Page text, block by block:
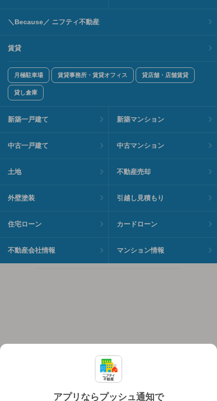
アプリならプッシュ通知で
＼Because／ ニフティ不動産
賃貸
月極駐車場 賃貸事務所・賃貸オフィス 貸店舗・店舗賃貸
貸し倉庫
新築一戸建て 新築マンション
中古一戸建て 中古マンション
土地 不動産売却
外壁塗装 引越し見積もり
住宅ローン カードローン
不動産会社情報 マンション情報